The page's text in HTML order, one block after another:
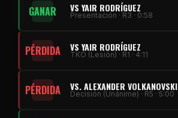
GANAR VS YAIR RODRÍGUEZ
Presentación · R3 · 0:58
PÉRDIDA VS YAIR RODRÍGUEZ
TKO (Lesión) · R1 · 4:11
PÉRDIDA VS. ALEXANDER VOLKANOVSKI
Decisión (Unánime) · R5 · 5:00